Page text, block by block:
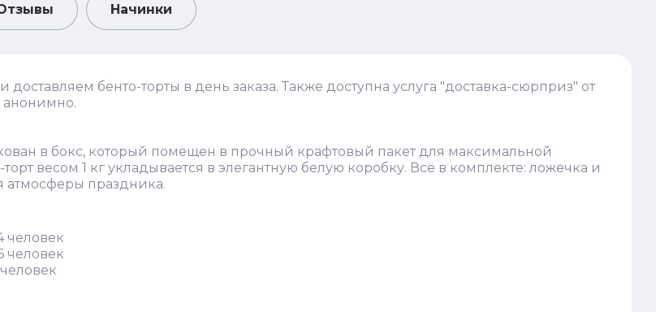
Начинки
доставляем бенто-торты в день заказа. Также доступна услуга "доставка-сюрприз" от
в бокс, который помещен в прочный крафтовый пакет для максимальной
торт весом 1 кг укладывается в элегантную белую коробку. Всё в комплекте: ложечка и
атмосферы праздника.
человек
человек